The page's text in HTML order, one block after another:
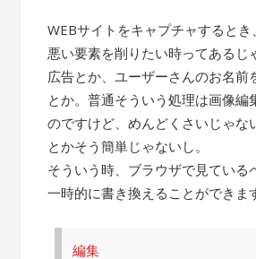
WEBサイトをキャプチャすると
悪い要素を削りたい時ってあるじ
広告とか、ユーザーさんのお名前
とか。普通そういう処理は画像編
のですけど、めんどくさいじゃな
とかそう簡単じゃないし。
そういう時、ブラウザで見ている
一時的に書き換えることができま
編集